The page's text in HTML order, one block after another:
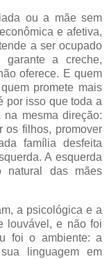
ou a mãe sem
e afetiva,
a ser ocupado
a creche,
oferece. E quem
promete mais
por isso que toda a
mesma direção:
os filhos, promover
família desfeita
A esquerda
natural das mães
a psicológica e a
louvável, e não foi
foi o ambiente: a
linguagem em